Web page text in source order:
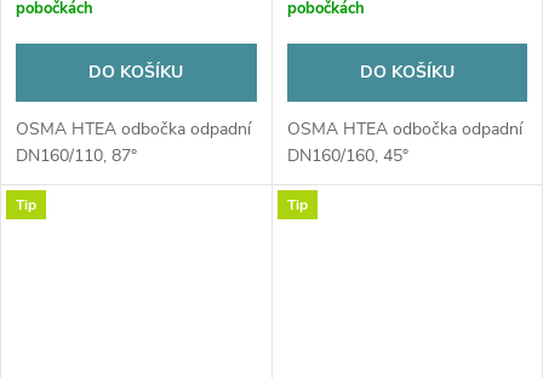
pobočkách
DO KOŠÍKU
OSMA HTEA odbočka odpadní
DN160/110, 87°
pobočkách
DO KOŠÍKU
OSMA HTEA odbočka odpadní
DN160/160, 45°
Tip Tip